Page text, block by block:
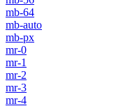
mb-64
mb-auto
mb-px
mr-0
mr-1
mr-2
mr-3
mr-4